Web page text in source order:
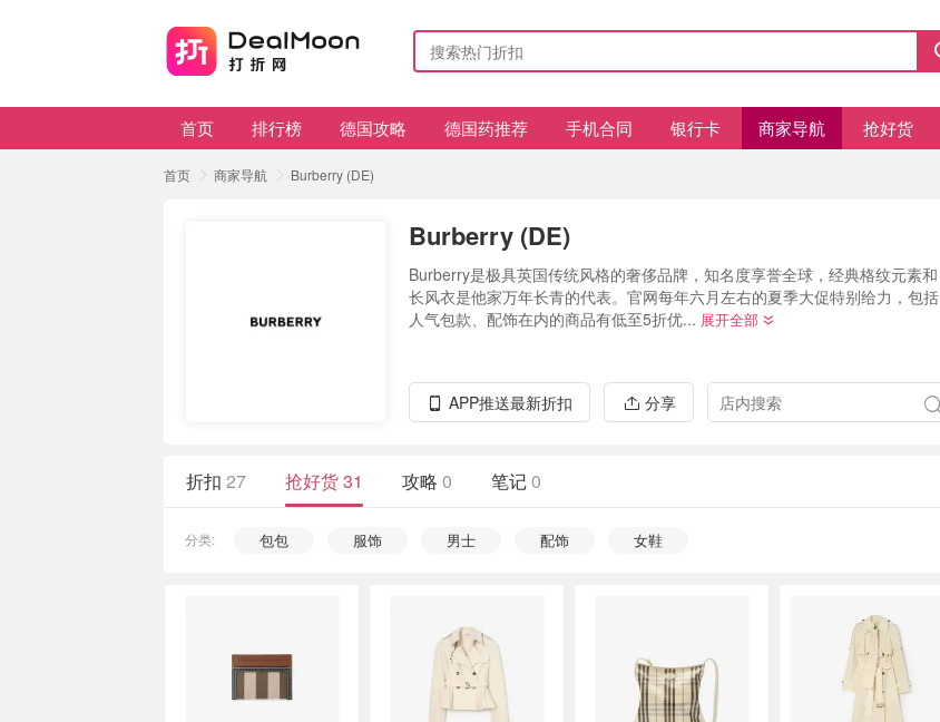
首页 排行榜 德国攻略 德国药推荐 手机合同 银行卡 商家导航 抢好货
首页 商家导航 Burberry (DE)
Burberry (DE)
Burberry是极具英国传统风格的奢侈品牌，知名度享誉全球，经典格纹元素和
长风衣是他家万年长青的代表。官网每年六月左右的夏季大促特别给力，包括
人气包款、配饰在内的商品有低至5折优... 展开全部
APP推送最新折扣 分享
折扣 27 抢好货31 攻略 0 笔记0
分类: 包包 服饰 男士 配饰 女鞋